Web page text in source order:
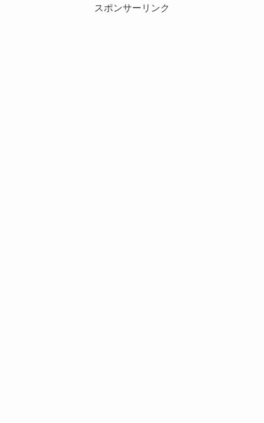
スポンサーリンク